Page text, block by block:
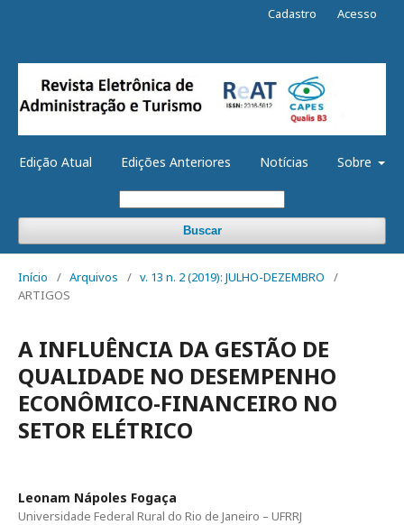
Edição Atual Edições Anteriores Notícias Sobre
Buscar
Cadastro Acesso
Início / Arquivos / v. 13 n. 2 (2019): JULHO-DEZEMBRO
/
ARTIGOS
A INFLUÊNCIA DA GESTÃO DE
QUALIDADE NO DESEMPENHO
ECONÔMICO-FINANCEIRO NO
SETOR ELÉTRICO
Leonam Nápoles Fogaça
Universidade Federal Rural do Rio de Janeiro – UFRRJ